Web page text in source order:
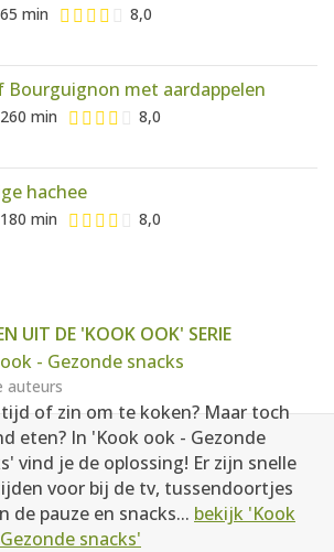
min 8,0
Bourguignon met aardappelen
min 8,0
hachee
min 8,0
UIT DE 'KOOK OOK' SERIE
- Gezonde snacks
auteurs
of zin om te koken? Maar toch
eten? In 'Kook ook - Gezonde
vind je de oplossing! Er zijn snelle
voor bij de tv, tussendoortjes
de pauze en snacks... bekijk 'Kook
snacks'